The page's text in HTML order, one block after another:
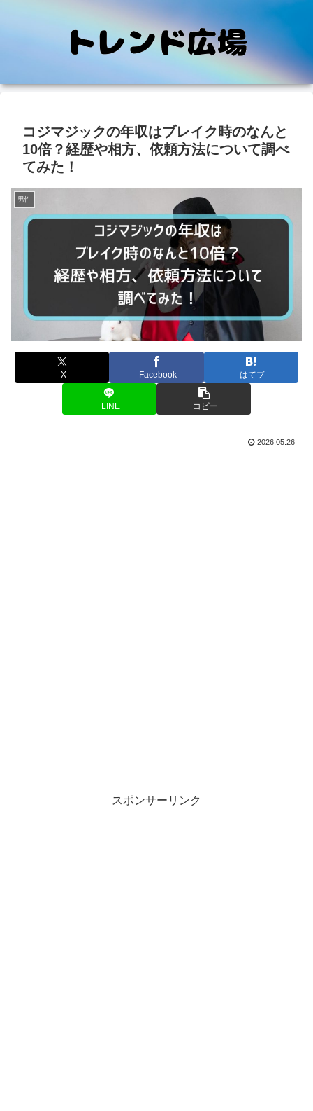
コジマジックの年収はブレイク時のなんと
10倍？経歴や相方、依頼方法について調べ
てみた！
男性
X Facebook はてブ
LINE コピー
2026.05.26
スポンサーリンク